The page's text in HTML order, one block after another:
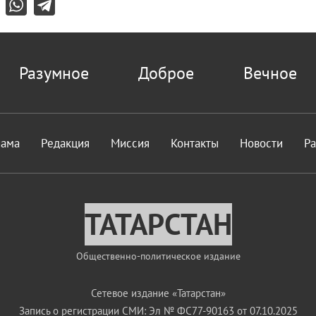
Разумное Доброе Вечное
Редакция Миссия Контакты Новости
ТАТАРСТАН
Общественно-политическое издание
Сетевое издание «Татарстан»
Запись о регистрации СМИ: Эл № ФС77-90163 от 07.10.2025